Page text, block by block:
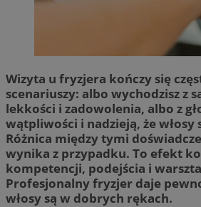
Wizyta u fryzjera kończy się
scenariuszy: albo wychodzisz z
lekkości i zadowolenia, albo z
wątpliwości i nadzieją, że włosy
Różnica między tymi
wynika z przypadku. To efekt
kompetencji, podejścia i
Profesjonalny fryzjer daje
włosy są w dobrych rękach.